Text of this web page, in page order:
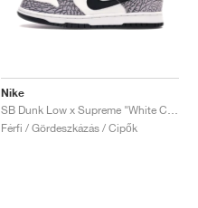
Nike
Férfi / Gördeszkázás / Cipők